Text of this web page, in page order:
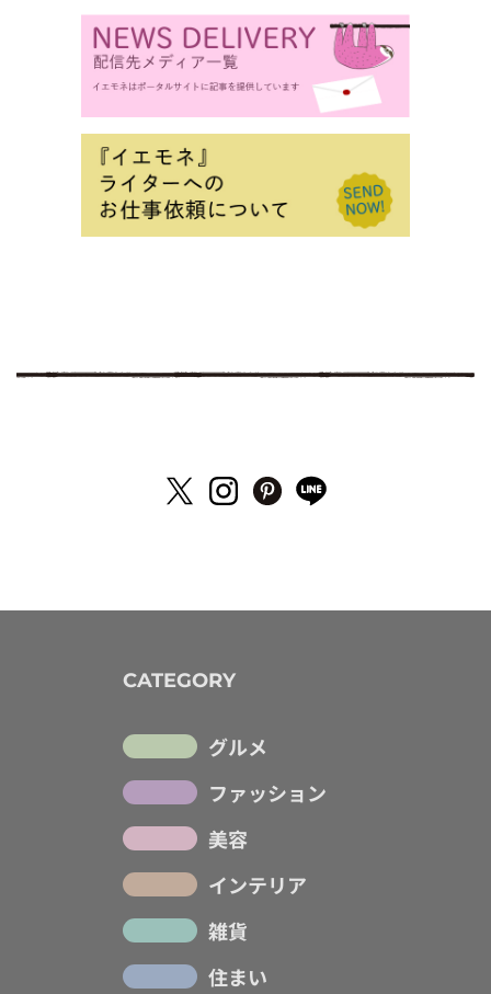
CATEGORY
グルメ
ファッション
美容
インテリア
雑貨
住まい